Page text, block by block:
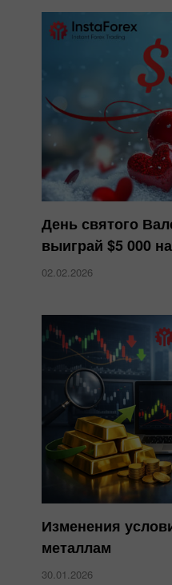
День святого
выиграй $5 000
02.02.2026
Изменения
металлам
30.01.2026